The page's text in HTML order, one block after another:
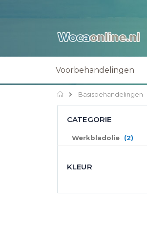
Voorbehandelingen
Home
Basisbehandelingen
CATEGORIE
Werkbladolie 2
KLEUR